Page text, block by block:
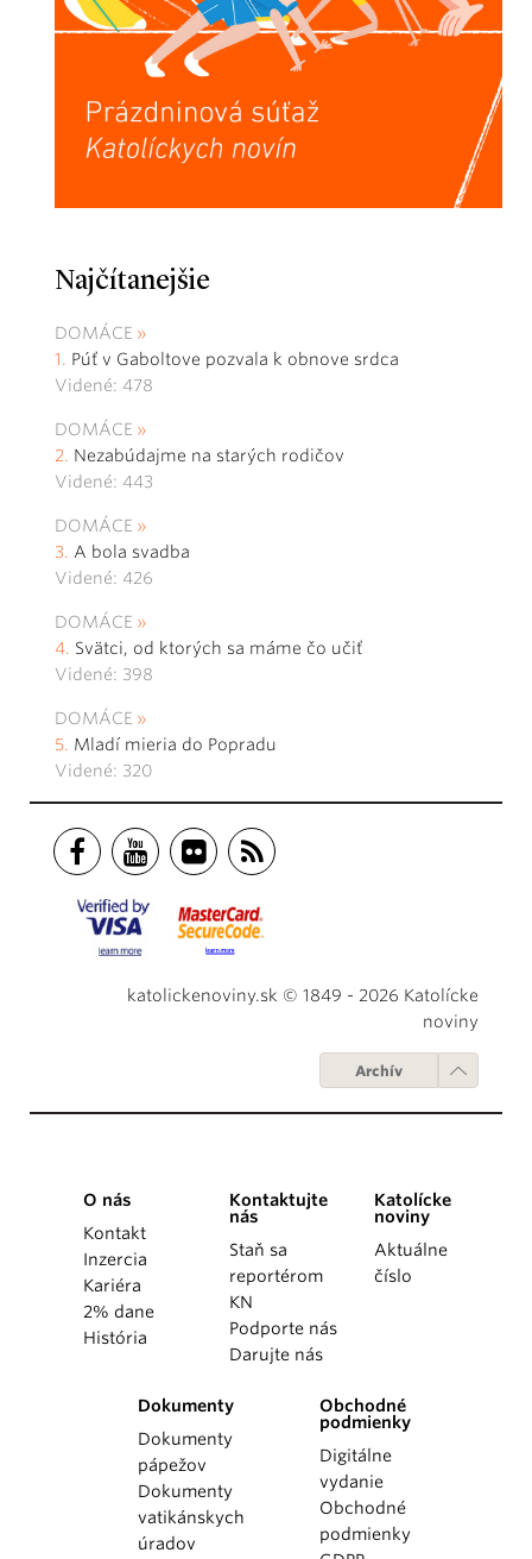
Najčítanejšie
DOMÁCE
Púť v Gaboltove pozvala k obnove srdca
Videné: 478
DOMÁCE
Nezabúdajme na starých rodičov
Videné: 443
DOMÁCE
A bola svadba
Videné: 426
DOMÁCE
Svätci, od ktorých sa máme čo učiť
Videné: 398
DOMÁCE
Mladí mieria do Popradu
Videné: 320
katolickenoviny.sk © 1849 - 2026 Katolícke
noviny
Archív
O nás
Kontakt
Inzercia
Kariéra
2% dane
História
Kontaktujte
nás
Staň sa
reportérom
KN
Podporte nás
Darujte nás
Katolícke
noviny
Aktuálne
číslo
Dokumenty
Dokumenty
pápežov
Dokumenty
vatikánskych
úradov
Obchodné
podmienky
Digitálne
vydanie
Obchodné
podmienky